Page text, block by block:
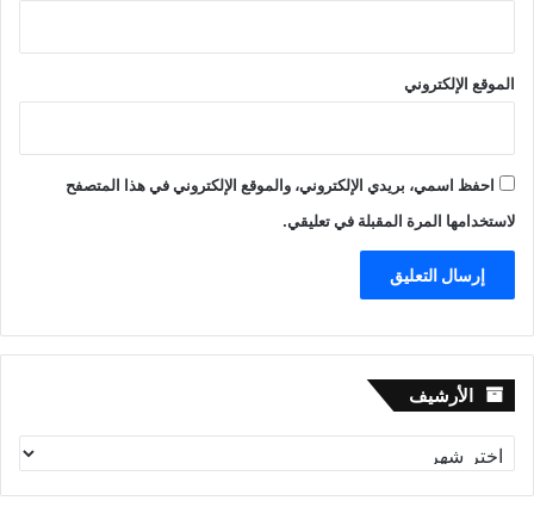
الموقع الإلكتروني
احفظ اسمي، بريدي الإلكتروني، والموقع الإلكتروني في هذا المتصفح
لاستخدامها المرة المقبلة في تعليقي.
الأرشيف الأرشيف